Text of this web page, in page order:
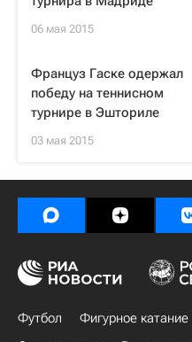
06 мая 2015
Француз Гаске одержал
победу на теннисном
турнире в Эшториле
03 мая 2015
Футбол Фигурное катание